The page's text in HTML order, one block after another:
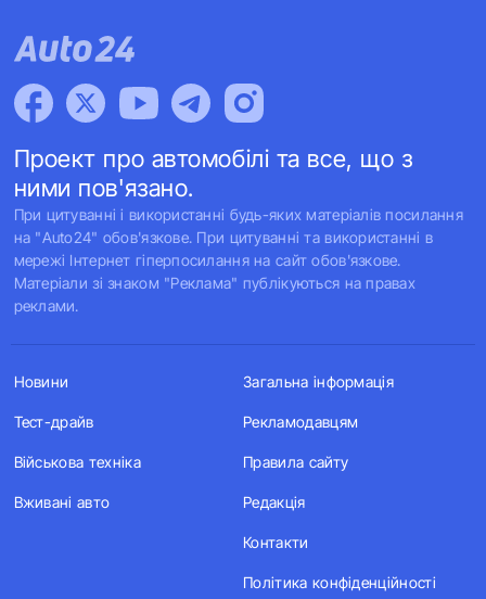
Проект про автомобілі та все, що з
ними пов'язано.
При цитуванні і використанні будь-яких матеріалів посилання
на "Auto24" обов'язкове. При цитуванні та використанні в
мережі Інтернет гіперпосилання на сайт обов'язкове.
Матеріали зі знаком "Реклама" публікуються на правах
реклами.
Новини
Тест-драйв
Військова техніка
Вживані авто
Загальна інформація
Рекламодавцям
Правила сайту
Редакція
Контакти
Політика конфіденційності